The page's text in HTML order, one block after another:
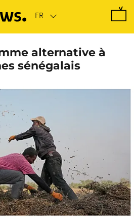
alternative à
sénégalais